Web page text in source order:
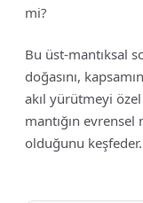
mi?
Bu üst-mantıksal
doğasını,
akıl yürütmeyi
mantığın evrensel
olduğunu keşfeder.